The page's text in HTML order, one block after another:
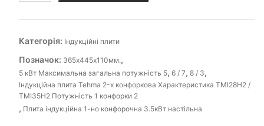
х
конфорочна
настільна,
710х445х110мм.
кількість
Категорія: Індукційні плити
Позначок: 365х445х110мм.,
5 кВт Максимальна загальна потужність 5, 6 / 7, 8 / 3,
Індукційна плита Tehma 2-х конфоркова Характеристика ТМІ28H2 /
ТМІ35H2 Потужність 1 конфорки 2
, Плита індукційна 1-но конфорочна 3.5кВт настільна